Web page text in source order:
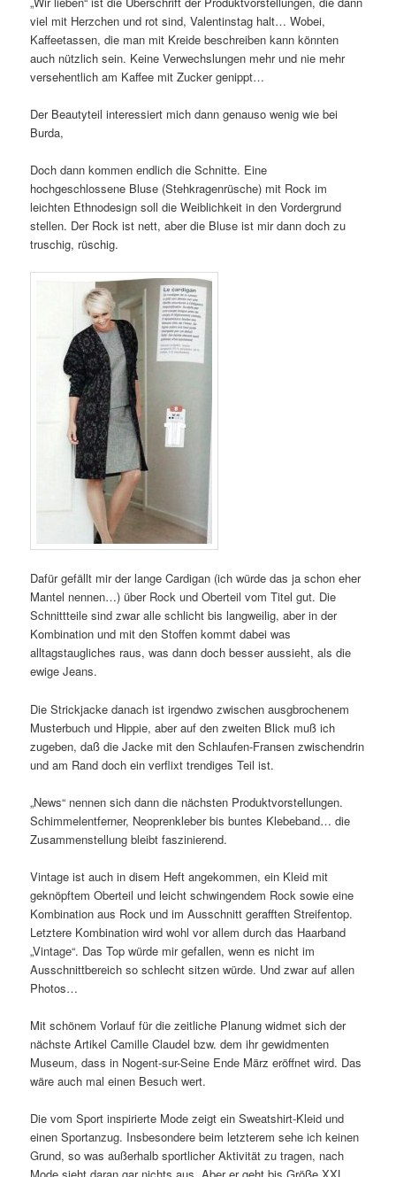
viel mit Herzchen und rot sind, Valentinstag halt… Wobei,
Kaffeetassen, die man mit Kreide beschreiben kann könnten
auch nützlich sein. Keine Verwechslungen mehr und nie mehr
versehentlich am Kaffee mit Zucker genippt…
Der Beautyteil interessiert mich dann genauso wenig wie bei
Burda,
Doch dann kommen endlich die Schnitte. Eine
hochgeschlossene Bluse (Stehkragenrüsche) mit Rock im
leichten Ethnodesign soll die Weiblichkeit in den Vordergrund
stellen. Der Rock ist nett, aber die Bluse ist mir dann doch zu
truschig, rüschig.
Dafür gefällt mir der lange Cardigan (ich würde das ja schon eher
Mantel nennen…) über Rock und Oberteil vom Titel gut. Die
Schnittteile sind zwar alle schlicht bis langweilig, aber in der
Kombination und mit den Stoffen kommt dabei was
alltagstaugliches raus, was dann doch besser aussieht, als die
ewige Jeans.
Die Strickjacke danach ist irgendwo zwischen ausgbrochenem
Musterbuch und Hippie, aber auf den zweiten Blick muß ich
zugeben, daß die Jacke mit den Schlaufen-Fransen zwischendrin
und am Rand doch ein verflixt trendiges Teil ist.
„News“ nennen sich dann die nächsten Produktvorstellungen.
Schimmelentferner, Neoprenkleber bis buntes Klebeband… die
Zusammenstellung bleibt faszinierend.
Vintage ist auch in disem Heft angekommen, ein Kleid mit
geknöpftem Oberteil und leicht schwingendem Rock sowie eine
Kombination aus Rock und im Ausschnitt gerafften Streifentop.
Letztere Kombination wird wohl vor allem durch das Haarband
„Vintage“. Das Top würde mir gefallen, wenn es nicht im
Ausschnittbereich so schlecht sitzen würde. Und zwar auf allen
Photos…
Mit schönem Vorlauf für die zeitliche Planung widmet sich der
nächste Artikel Camille Claudel bzw. dem ihr gewidmenten
Museum, dass in Nogent-sur-Seine Ende März eröffnet wird. Das
wäre auch mal einen Besuch wert.
Die vom Sport inspirierte Mode zeigt ein Sweatshirt-Kleid und
einen Sportanzug. Insbesondere beim letzterem sehe ich keinen
Grund, so was außerhalb sportlicher Aktivität zu tragen, nach